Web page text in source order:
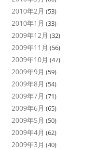
2010年2月 (53)
2010年1月 (33)
2009年12月 (32)
2009年11月 (56)
2009年10月 (47)
2009年9月 (59)
2009年8月 (54)
2009年7月 (71)
2009年6月 (65)
2009年5月 (50)
2009年4月 (62)
2009年3月 (40)